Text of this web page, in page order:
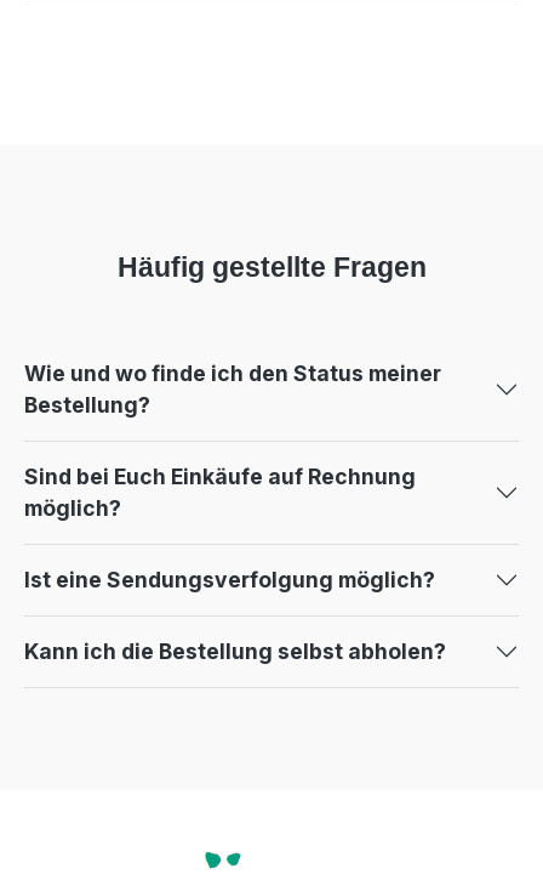
Häufig gestellte Fragen
Wie und wo finde ich den Status meiner
Bestellung?
Sind bei Euch Einkäufe auf Rechnung
möglich?
Ist eine Sendungsverfolgung möglich?
Kann ich die Bestellung selbst abholen?